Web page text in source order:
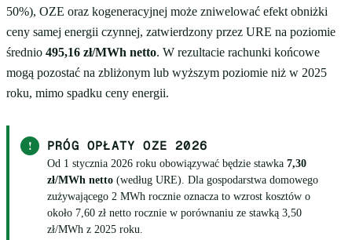
50%), OZE oraz kogeneracyjnej może zniwelować efekt obniżki
ceny samej energii czynnej, zatwierdzony przez URE na poziomie
średnio 495,16 zł/MWh netto. W rezultacie rachunki końcowe
mogą pozostać na zbliżonym lub wyższym poziomie niż w 2025
roku, mimo spadku ceny energii.
! PRÓG OPŁATY OZE 2026
Od 1 stycznia 2026 roku obowiązywać będzie stawka 7,30
zł/MWh netto (według URE). Dla gospodarstwa domowego
zużywającego 2 MWh rocznie oznacza to wzrost kosztów o
około 7,60 zł netto rocznie w porównaniu ze stawką 3,50
zł/MWh z 2025 roku.